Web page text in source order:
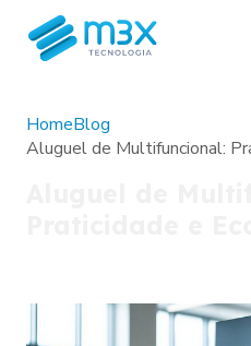
HomeBlog
Aluguel de Multifuncional: